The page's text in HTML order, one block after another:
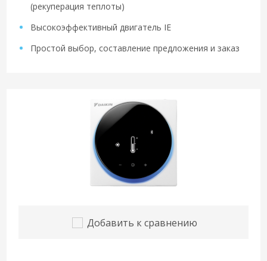
(рекуперация теплоты)
Высокоэффективный двигатель IE
Простой выбор, составление предложения и заказ
Добавить к сравнению